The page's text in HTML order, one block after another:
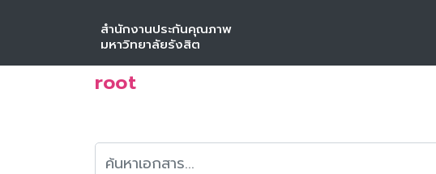
สำนักงานประกันคุณภาพ
มหาวิทยาลัยรังสิต
หน้าหลัก ดาวน์โหลด
root